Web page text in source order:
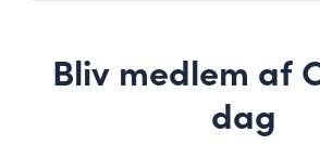
Bliv medlem af
dag